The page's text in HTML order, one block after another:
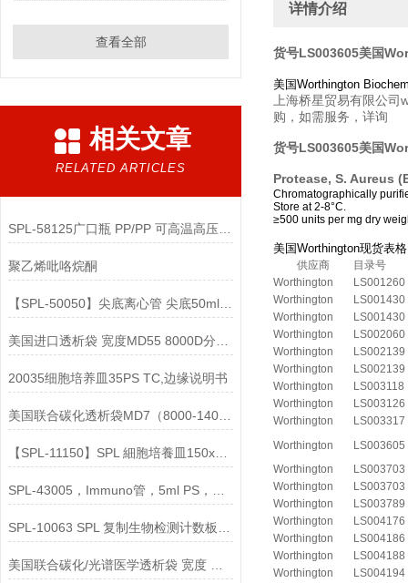
查看全部
相关文章
RELATED ARTICLES
SPL-58125广口瓶 PP/PP 可高温高压灭菌 125ml 说明
聚乙烯吡咯烷酮
【SPL-50050】尖底离心管 尖底50ml PP/HDPE说明
20035细胞培养皿35PS TC,边缘说明书
美国联合碳化透析袋MD7（8000-14000）现货供应
【SPL-11150】SPL 細胞培養皿150x20mm, PS灭菌
详情介绍
货号LS003605美国
美国Worthington
上海桥星贸易有限公
购，如需服务，详询
货号LS003605美国
Protease, S. Aureus
Chromatographically
Store at 2-8°C.
≥500 units per mg dry
美国Worthington现货表
供应商
目录号
Worthington
LS001260
Worthington
LS001430
Worthington
LS001430
Worthington
LS002060
Worthington
LS002139
Worthington
LS002139
Worthington
LS003118
Worthington
LS003126
Worthington
LS003317
Worthington
LS003605
Worthington
LS003703
Worthington
LS003703
Worthington
LS003789
Worthington
LS004176
Worthington
LS004186
Worthington
LS004188
Worthington
LS004194